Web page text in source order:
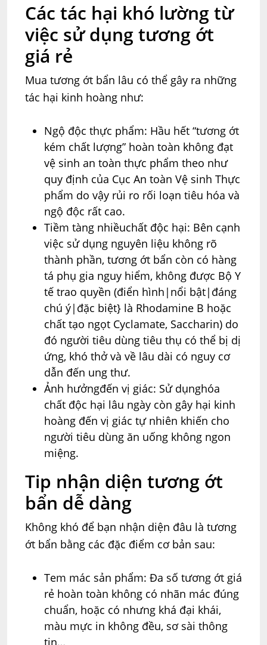
Các tác hại khó lường từ
việc sử dụng tương ớt
giá rẻ
Mua tương ớt bẩn lâu có thể gây ra những
tác hại kinh hoàng như:
Ngộ độc thực phẩm: Hầu hết “tương ớt
kém chất lượng” hoàn toàn không đạt
vệ sinh an toàn thực phẩm theo như
quy định của Cục An toàn Vệ sinh Thực
phẩm do vậy rủi ro rối loạn tiêu hóa và
ngộ độc rất cao.
Tiềm tàng nhiềuchất độc hại: Bên cạnh
việc sử dụng nguyên liệu không rõ
thành phần, tương ớt bẩn còn có hàng
tá phụ gia nguy hiểm, không được Bộ Y
tế trao quyền (điển hình|nổi bật|đáng
chú ý|đặc biệt} là Rhodamine B hoặc
chất tạo ngọt Cyclamate, Saccharin) do
đó người tiêu dùng tiêu thụ có thể bị dị
ứng, khó thở và về lâu dài có nguy cơ
dẫn đến ung thư.
Ảnh hưởngđến vị giác: Sử dụnghóa
chất độc hại lâu ngày còn gây hại kinh
hoàng đến vị giác tự nhiên khiến cho
người tiêu dùng ăn uống không ngon
miệng.
Tip nhận diện tương ớt
bẩn dễ dàng
Không khó để bạn nhận diện đâu là tương
ớt bẩn bằng các đặc điểm cơ bản sau:
Tem mác sản phẩm: Đa số tương ớt giá
rẻ hoàn toàn không có nhãn mác đúng
chuẩn, hoặc có nhưng khá đại khái,
màu mực in không đều, sơ sài thông
tin…